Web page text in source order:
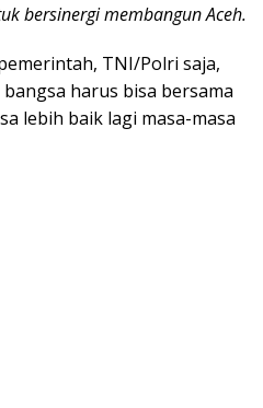
bersinergi membangun Aceh.
TNI/Polri saja,
harus bisa bersama
lebih baik lagi masa-masa